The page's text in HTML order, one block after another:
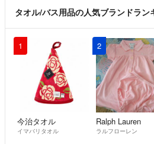
タオル/バス用品の人気ブランドラン
1
今治タオル
イマバリタオル
2
Ralph Lauren
ラルフローレン